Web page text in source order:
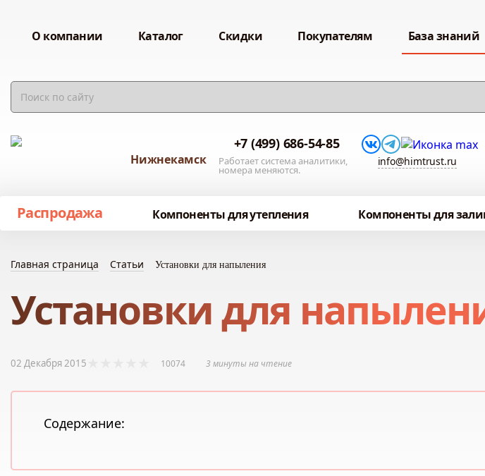
О компании Каталог Скидки Покупателям База знаний
Нижнекамск
+7 (499) 686-54-85
Работает система аналитики,
номера меняются.
info@himtrust.ru
Распродажа Компоненты для утепления Компоненты для
Главная страница Статьи Установки для напыления
Установки для
02 Декабря 2015 10074 3 минуты на чтение
Содержание: